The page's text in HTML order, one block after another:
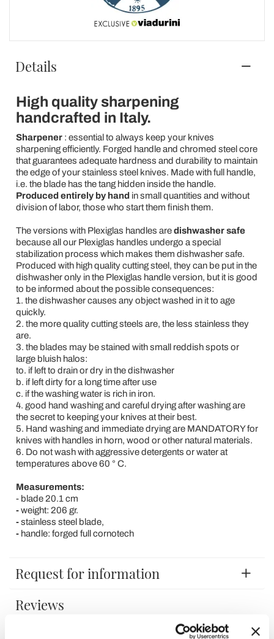
Details
High quality sharpening
handcrafted in Italy.
Sharpener: essential to always keep your knives
sharpening efficiently. Forged handle and chromed steel core
that guarantees adequate hardness and durability to maintain
the edge of your stainless steel knives. Made with full handle,
i.e. the blade has the tang hidden inside the handle.
Produced entirely by hand in small quantities and without
division of labor, those who start them finish them.
The versions with Plexiglas handles aredishwasher safe
because all our Plexiglas handles undergo a special
stabilization process which makes them dishwasher safe.
Produced with high quality cutting steel, they can be put in the
dishwasher only in the Plexiglas handle version, but it is good
to be informed about the possible consequences:
1. the dishwasher causes any object washed in it to age
quickly.
2. the more quality cutting steels are, the less stainless they
are.
3. the blades may be stained with small reddish spots or
large bluish halos:
to. if left to drain or dry in the dishwasher
b. if left dirty for a long time after use
c. if the washing water is rich in iron.
4. good hand washing and careful drying after washing are
the secret to keeping your knives at their best.
5. Hand washing and immediate drying are MANDATORY for
knives with handles in horn, wood or other natural materials.
6. Do not wash with aggressive detergents or water at
temperatures above 60 ° C.
Measurements:
- blade 20.1 cm
-weight: 206 gr.
-stainless steel blade,
-handle: forged full cornotech
Request for information
Reviews